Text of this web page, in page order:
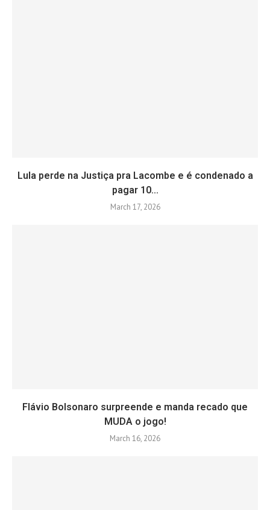
Lula perde na Justiça pra Lacombe e é condenado a
pagar 10...
March 17, 2026
Flávio Bolsonaro surpreende e manda recado que
MUDA o jogo!
March 16, 2026